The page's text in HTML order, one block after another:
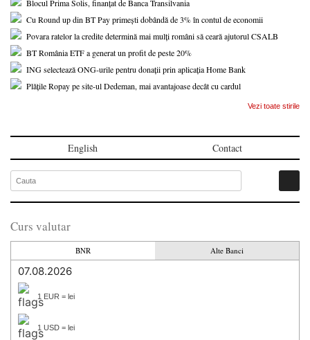
Blocul Prima Solis, finanțat de Banca Transilvania
Cu Round up din BT Pay primești dobândă de 3% în contul de economii
Povara ratelor la credite determină mai mulți români să ceară ajutorul CSALB
BT România ETF a generat un profit de peste 20%
ING selectează ONG-urile pentru donații prin aplicația Home Bank
Plățile Ropay pe site-ul Dedeman, mai avantajoase decât cu cardul
Vezi toate stirile
English Contact
Curs valutar
BNR Alte Banci
07.08.2026
1 EUR = lei
1 USD = lei